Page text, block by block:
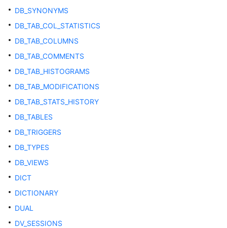
据
库
使
入
门
发
设
议
序
DB_SYNONYMS
DB_TAB_COL_STATISTICS
DB_TAB_COLUMNS
DB_TAB_COMMENTS
DB_TAB_HISTOGRAMS
DB_TAB_MODIFICATIONS
DB_TAB_STATS_HISTORY
DB_TABLES
DB_TRIGGERS
DB_TYPES
DB_VIEWS
DICT
DICTIONARY
DUAL
DV_SESSIONS